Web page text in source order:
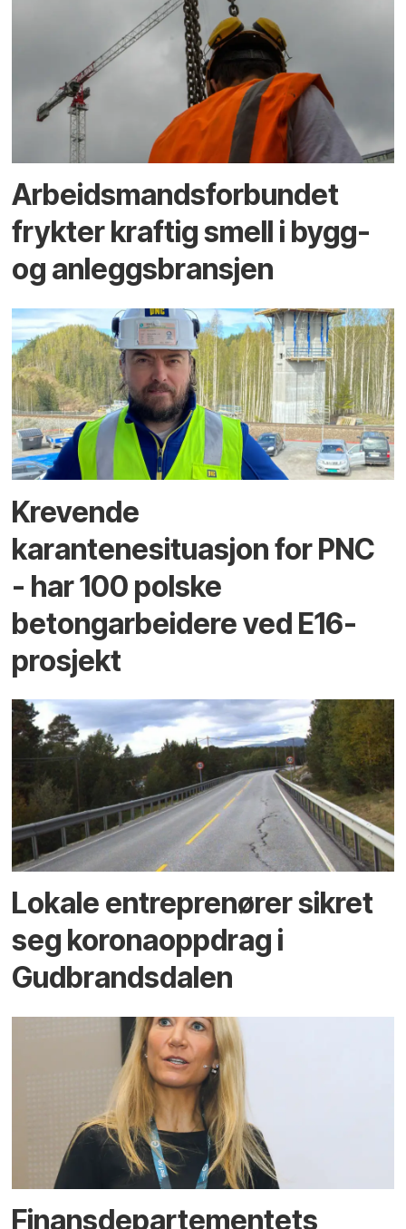
Arbeidsmandsforbundet
frykter kraftig smell i bygg-
og anleggsbransjen
Krevende
karantenesituasjon for PNC
- har 100 polske
betongarbeidere ved E16-
prosjekt
Lokale entreprenører sikret
seg koronaoppdrag i
Gudbrandsdalen
Finansdepartementets